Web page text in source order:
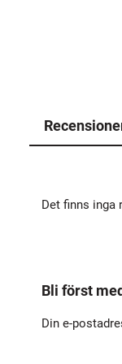
Det finns inga
Bli först
Din e-